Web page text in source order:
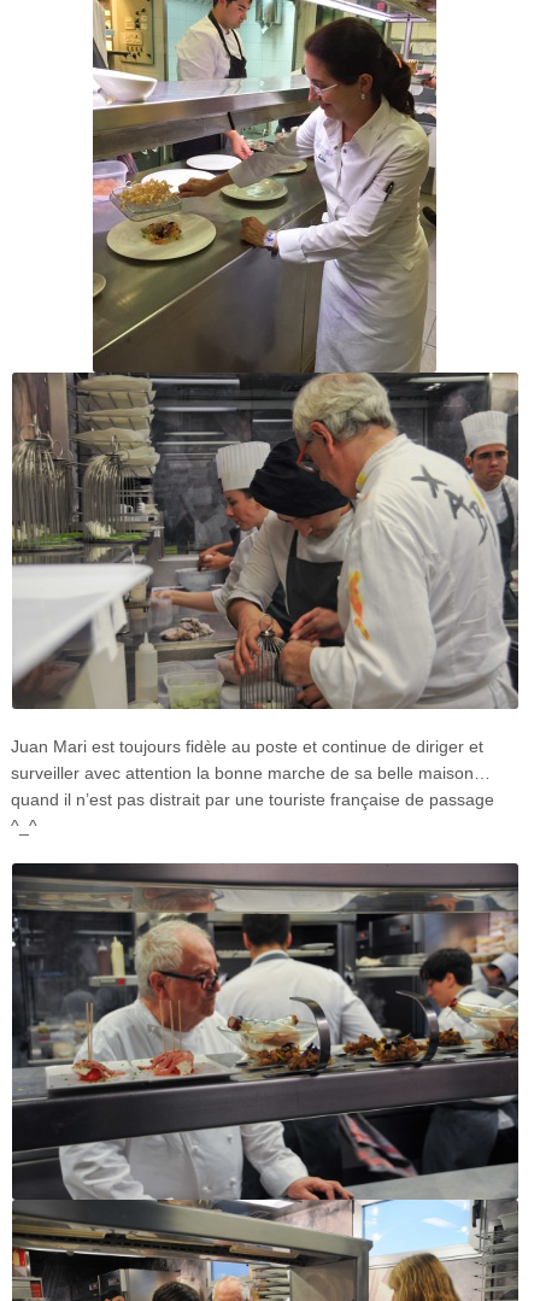
Juan Mari est toujours fidèle au poste et continue de diriger et
surveiller avec attention la bonne marche de sa belle maison…
quand il n’est pas distrait par une touriste française de passage
^_^